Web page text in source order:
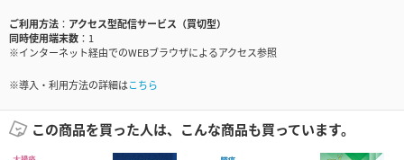
ご利用方法
アクセス型配信サービス（買切型）
同時使用端末数
1
※インターネット経由でのWEBブラウザによるアクセス参照
※導入・利用方法の詳細はこちら
この商品を買った人は、こんな商品も買っています。